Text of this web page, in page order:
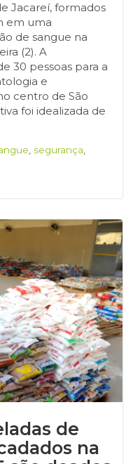
Jacareí, formados
em uma
de sangue na
(2). A
30 pessoas para a
e
centro de São
foi idealizada de
segurança
de
na